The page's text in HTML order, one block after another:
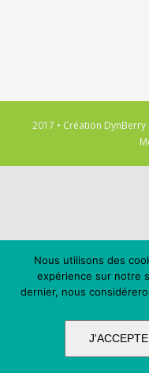
2017 • Création DynBerry
Nous utilisons des
expérience sur notre
dernier, nous
J'ACCEPTE